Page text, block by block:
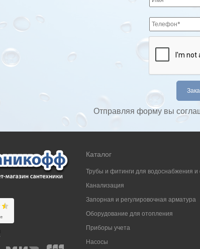
Отправляя форму вы
Каталог
Трубы и фитинги для водоснабжения и
Канализация
Запорная и регулировочная арматура
Оборудование для отопления
Приборы учета
Насосы